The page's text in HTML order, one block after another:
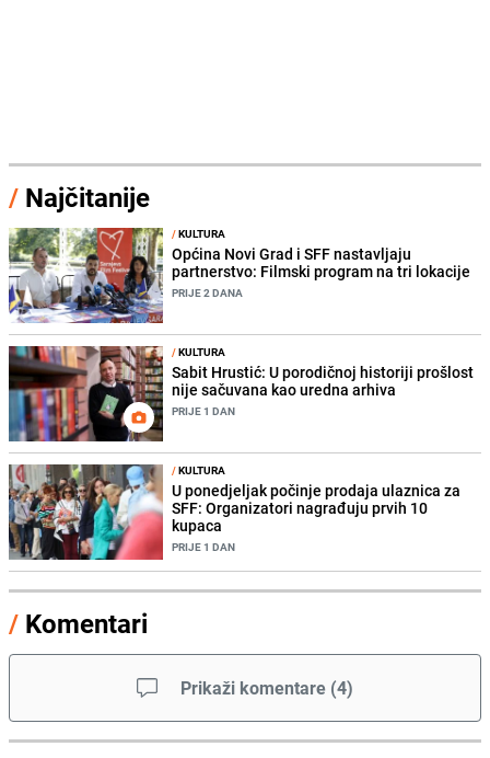
/ Najčitanije
/KULTURA
Općina Novi Grad i SFF nastavljaju
partnerstvo: Filmski program na tri lokacije
PRIJE 2 DANA
/KULTURA
Sabit Hrustić: U porodičnoj historiji prošlost
nije sačuvana kao uredna arhiva
PRIJE 1 DAN
/KULTURA
U ponedjeljak počinje prodaja ulaznica za
SFF: Organizatori nagrađuju prvih 10
kupaca
PRIJE 1 DAN
/ Komentari
Prikaži komentare (4)